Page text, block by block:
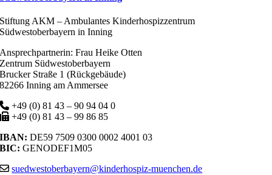
Stiftung AKM – Ambulantes Kinderhospizzentrum
Südwestoberbayern in Inning
Ansprechpartnerin: Frau Heike Otten
Zentrum Südwestoberbayern
Brucker Straße 1 (Rückgebäude)
82266 Inning am Ammersee
+49 (0) 81 43 – 90 94 04 0
+49 (0) 81 43 – 99 86 85
IBAN:DE59 7509 0300 0002 4001 03
BIC:GENODEF1M05
suedwestoberbayern@kinderhospiz-muenchen.de